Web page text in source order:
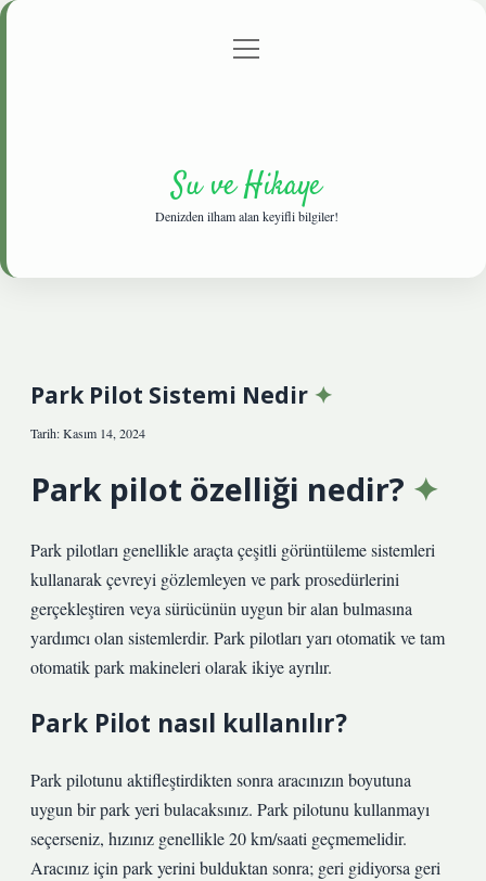
Gizlilik Politikası
menüyü
Su ve Hikaye
Denizden ilham alan keyifli bilgiler!
Park Pilot Sistemi Nedir
Tarih: Kasım 14, 2024
Park pilot özelliği nedir?
Park pilotları genellikle araçta çeşitli görüntüleme sistemleri
kullanarak çevreyi gözlemleyen ve park prosedürlerini
gerçekleştiren veya sürücünün uygun bir alan bulmasına
yardımcı olan sistemlerdir. Park pilotları yarı otomatik ve tam
otomatik park makineleri olarak ikiye ayrılır.
Park Pilot nasıl kullanılır?
Park pilotunu aktifleştirdikten sonra aracınızın boyutuna
uygun bir park yeri bulacaksınız. Park pilotunu kullanmayı
seçerseniz, hızınız genellikle 20 km/saati geçmemelidir.
Aracınız için park yerini bulduktan sonra; geri gidiyorsa geri